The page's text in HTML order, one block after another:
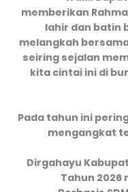
memberikan
lahir dan batin
melangkah
seiring sejalan
kita cintai ini di
Pada tahun ini
mengangkat
Dirgahayu
Tahun